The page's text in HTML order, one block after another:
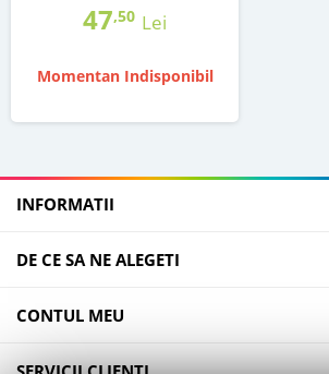
47,50 Lei
Momentan Indisponibil
INFORMATII
DE CE SA NE ALEGETI
CONTUL MEU